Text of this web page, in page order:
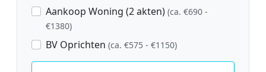
Aankoop Woning (2 akten) (ca. €690 -
€1380)
BV Oprichten (ca. €575 - €1150)